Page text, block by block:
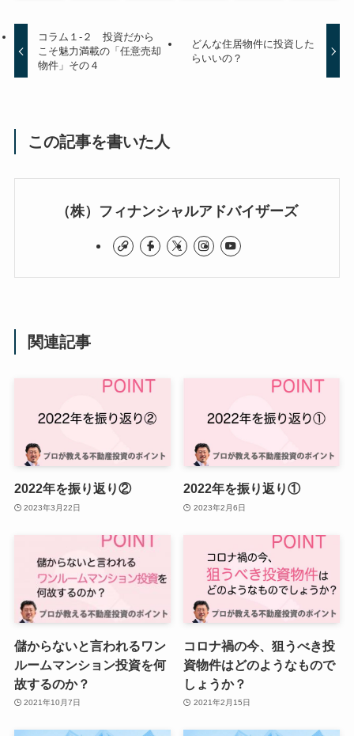
コラム１-２ 投資だから
こそ魅力満載の「任意売却
物件」その４
どんな住居物件に投資した
らいいの？
この記事を書いた人
（株）フィナンシャルアドバイザーズ
関連記事
2022年を振り返り②
2023年3月22日
2022年を振り返り①
2023年2月6日
儲からないと言われるワン
ルームマンション投資を何
故するのか？
2021年10月7日
コロナ禍の今、狙うべき投
資物件はどのようなもので
しょうか？
2021年2月15日